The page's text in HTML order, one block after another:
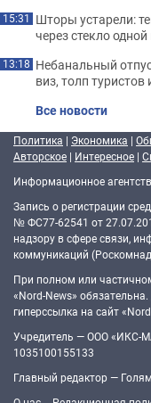
15:31 Шторы устарели:
через стекло
13:18 Небанальный
виз, толп
Все новости
Политика | Экономика |
Авторское | Интересное |
Информационное
Запись о регистрации
№ ФС77-62541 от
надзору в сфере связи,
коммуникаций
При полном или
«Nord-News»
гиперссылка на сайт
Учредитель — ООО «ИКС-
1035100155133
Главный редактор —